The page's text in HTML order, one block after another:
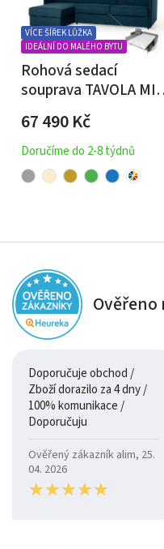
Výplň sedáků:Pěna
Výplň opěradel a
vata 200 gr.
Nohy:Plastové, hnědé
Poznámka:Dekorační
pohovky.
IDEÁLNÍ DO MALÉHO BYTU
VÍCE ŠÍŘEK LŮŽKA
Rohová sedací
souprava TAVOLA
s rozkladem na
každodenní spaní
67 490Kč
Doručíme do 2-8 týdnů
Doporučuje obchod /
Zboží dorazilo za 4 dny /
100% komunikace /
Doporučuju
Ověřený zákazník alim, 25.
04. 2026
★★★★★
★★★★★